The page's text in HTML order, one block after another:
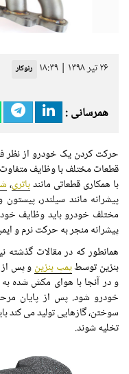
۲۶ تیر ۱۳۹۸ | ۱۸:۳۹ رنوکار
همرسانی :
حرکت کردن یک خودرو از نظر
قطعات مختلف با وظایف
با همکاری قطعاتی مانندباتری،
پیشرانه مانند سیلندر،
مختلف خودرو باید وظایف
پیشرانه منجر به حرکت نرم و
همانطور که در مقالات گذشته
بنزین توسطپمپ بنزینو پس
و در آنجا با هوای مکش شده
خودرو شود. پس از پایان
سوختن، گازهایی تولید می کند
تخلیه شوند.